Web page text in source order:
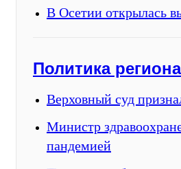
В Осетии открылась
Политика региона
Верховный суд
Министр
пандемией